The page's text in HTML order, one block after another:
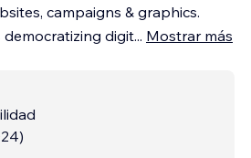
campaigns & graphics.
digit... Mostrar más
)